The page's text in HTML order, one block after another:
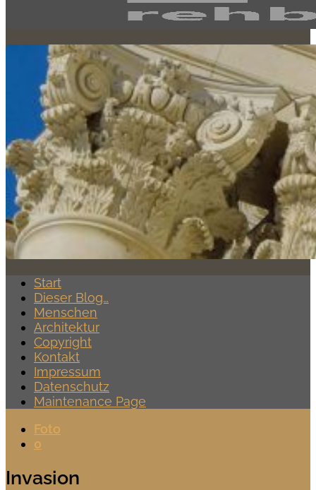
Start
Dieser Blog…
Menschen
Architektur
Copyright
Kontakt
Impressum
Datenschutz
Maintenance Page
Foto
0
Invasion